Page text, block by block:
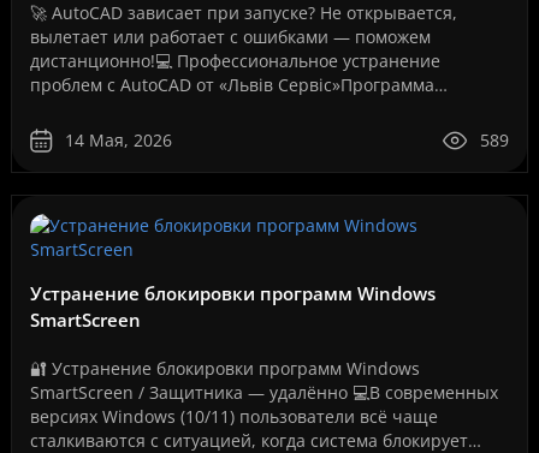
🚀 AutoCAD зависает при запуске? Не открывается,
вылетает или работает с ошибками — поможем
дистанционно!💻 Профессиональное устранение
проблем с AutoCAD от «Львів Сервіс»Программа
архитекторов, дизайнеров,..
14 Мая, 2026 589
Устранение блокировки программ Windows
SmartScreen
🔐 Устранение блокировки программ Windows
SmartScreen / Защитника — удалённо 💻В современных
версиях Windows (10/11) пользователи всё чаще
сталкиваются с ситуацией, когда система блокирует